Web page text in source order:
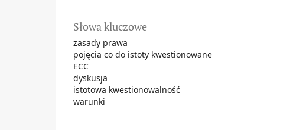
Słowa kluczowe
zasady prawa
pojęcia co do istoty kwestionowane
ECC
dyskusja
istotowa kwestionowalność
warunki